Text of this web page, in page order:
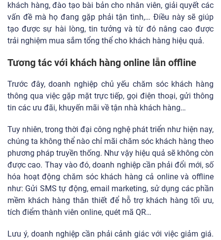
khách hàng, đào tạo bài bản cho nhân viên, giải quyết các
vấn đề mà họ đang gặp phải tận tình,… Điều này sẽ giúp
tạo được sự hài lòng, tin tưởng và từ đó nâng cao được
trải nghiệm mua sắm tổng thể cho khách hàng hiệu quả.
Tương tác với khách hàng online lẫn offline
Trước đây, doanh nghiệp chủ yếu chăm sóc khách hàng
thông qua việc gặp mặt trực tiếp, gọi điện thoại, gửi thông
tin các ưu đãi, khuyến mãi về tận nhà khách hàng…
Tuy nhiên, trong thời đại công nghệ phát triển như hiện nay,
chúng ta không thể nào chỉ mãi chăm sóc khách hàng theo
phương pháp truyền thống. Như vậy hiệu quả sẽ không còn
được cao. Thay vào đó, doanh nghiệp cần phải đổi mới, số
hóa hoạt động chăm sóc khách hàng cả online và offline
như: Gửi SMS tự động, email marketing, sử dụng các phần
mềm khách hàng thân thiết để hỗ trợ khách hàng tối ưu,
tích điểm thành viên online, quét mã QR…
Lưu ý, doanh nghiệp cần phải cảnh giác với việc giảm giá.